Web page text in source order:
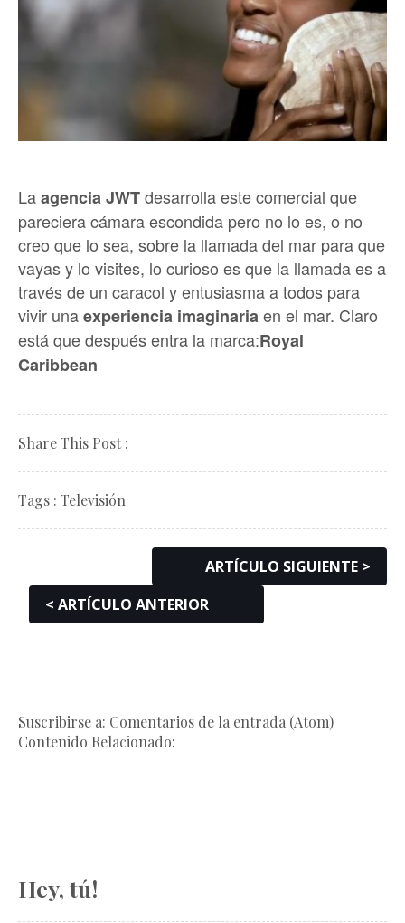
Laagencia JWTdesarrolla este comercial que
pareciera cámara escondida pero no lo es, o no
creo que lo sea, sobre la llamada del mar para que
vayas y lo visites, lo curioso es que la llamada es a
través de un caracol y entusiasma a todos para
vivir unaexperiencia imaginariaen el mar. Claro
está que después entra la marca:Royal
Caribbean
Share This Post :
Tags : Televisión
ARTÍCULO SIGUIENTE >
< ARTÍCULO ANTERIOR
Suscribirse a: Comentarios de la entrada (Atom)
Contenido Relacionado:
Hey, tú!